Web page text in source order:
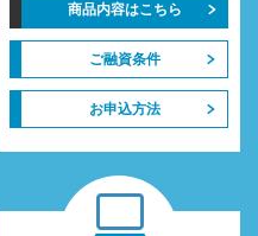
商品内容はこちら
ご融資条件
お申込方法